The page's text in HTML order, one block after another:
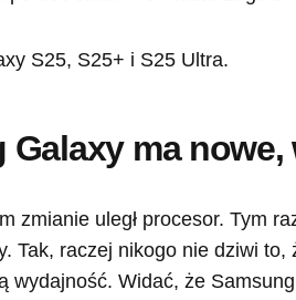
Galaxy ma
zmianie uległ procesor. Tym
Tak, raczej nikogo nie dziwi to,
wydajność. Widać, że